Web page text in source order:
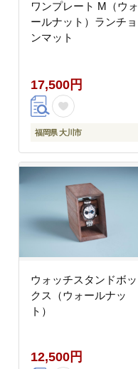
ワンプレート M（ウォ
ールナット）ランチョ
ンマット
17,500円
福岡県 大川市
ウォッチスタンドボッ
クス（ウォールナッ
ト）
12,500円